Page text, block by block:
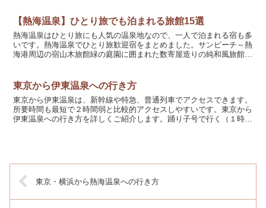
【熱海温泉】ひとり旅でも泊まれる旅館15選
熱海温泉はひとり旅にも人気の温泉地なので、一人で泊まれる宿も多
いです。熱海温泉でひとり旅歓迎宿をまとめました。サンビーチ～熱
海港周辺の宿山木旅館緑の庭園に囲まれた数寄屋造りの純和風旅館。
東京から伊東温泉への行き方
東京から伊東温泉は、新幹線や特急、普通列車でアクセスできます。
所要時間も最短で２時間弱と比較的アクセスしやすいです。東京から
伊東温泉への行き方を詳しくご紹介します。踊り子号で行く（１時間
東京・横浜から熱海温泉への行き方